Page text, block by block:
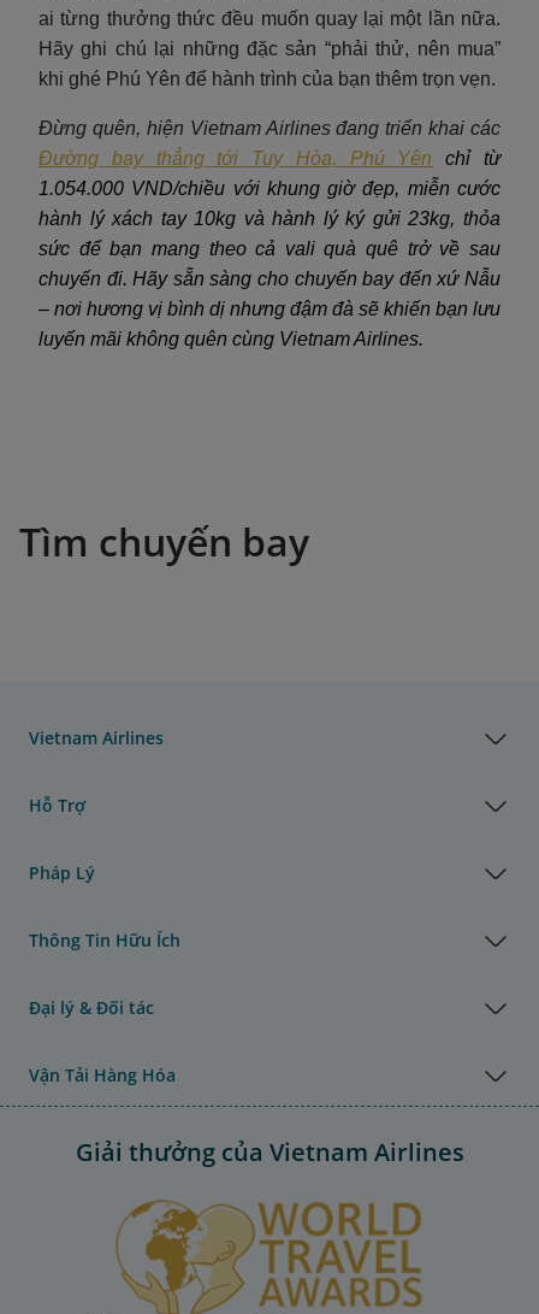
ai từng thưởng thức đều muốn quay lại một lần nữa.
Hãy ghi chú lại những đặc sản “phải thử, nên mua”
khi ghé Phú Yên để hành trình của bạn thêm trọn vẹn.
Đừng quên, hiện Vietnam Airlines đang triển khai các
Đường bay thẳng tới Tuy Hòa, Phú Yên chỉ từ
1.054.000 VND/chiều với khung giờ đẹp, miễn cước
hành lý xách tay 10kg và hành lý ký gửi 23kg, thỏa
sức để bạn mang theo cả vali quà quê trở về sau
chuyến đi. Hãy sẵn sàng cho chuyến bay đến xứ Nẫu
– nơi hương vị bình dị nhưng đậm đà sẽ khiến bạn lưu
luyến mãi không quên cùng Vietnam Airlines.
Tìm chuyến bay
Vietnam Airlines
Hỗ Trợ
Pháp Lý
Thông Tin Hữu Ích
Đại lý & Đối tác
Vận Tải Hàng Hóa
Giải thưởng của Vietnam Airlines